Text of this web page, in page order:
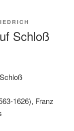
Schloß
1626), Franz